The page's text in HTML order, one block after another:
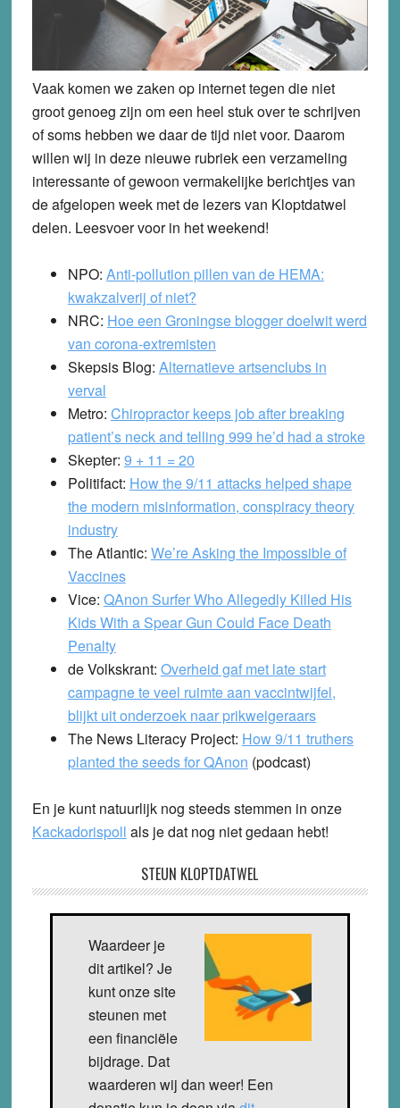
Vaak komen we zaken op internet tegen die niet
groot genoeg zijn om een heel stuk over te schrijven
of soms hebben we daar de tijd niet voor. Daarom
willen wij in deze nieuwe rubriek een verzameling
interessante of gewoon vermakelijke berichtjes van
de afgelopen week met de lezers van Kloptdatwel
delen. Leesvoer voor in het weekend!
NPO: Anti-pollution pillen van de HEMA:
kwakzalverij of niet?
NRC: Hoe een Groningse blogger doelwit werd
van corona-extremisten
Skepsis Blog: Alternatieve artsenclubs in
verval
Metro: Chiropractor keeps job after breaking
patient’s neck and telling 999 he’d had a stroke
Skepter: 9 + 11 = 20
Politifact: How the 9/11 attacks helped shape
the modern misinformation, conspiracy theory
industry
The Atlantic: We’re Asking the Impossible of
Vaccines
Vice: QAnon Surfer Who Allegedly Killed His
Kids With a Spear Gun Could Face Death
Penalty
de Volkskrant: Overheid gaf met late start
campagne te veel ruimte aan vaccintwijfel,
blijkt uit onderzoek naar prikweigeraars
The News Literacy Project: How 9/11 truthers
planted the seeds for QAnon (podcast)
En je kunt natuurlijk nog steeds stemmen in onze
Kackadorispoll als je dat nog niet gedaan hebt!
STEUN KLOPTDATWEL
Waardeer je
dit artikel? Je
kunt onze site
steunen met
een financiële
bijdrage. Dat
waarderen wij dan weer! Een